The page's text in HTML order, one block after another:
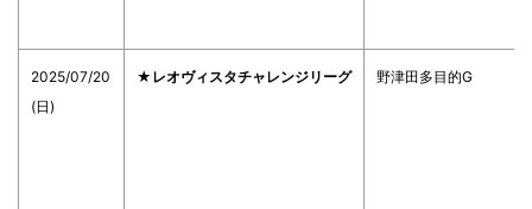
2025/07/20
(日)
★レオヴィスタチャレンジリーグ 野津田多目的G